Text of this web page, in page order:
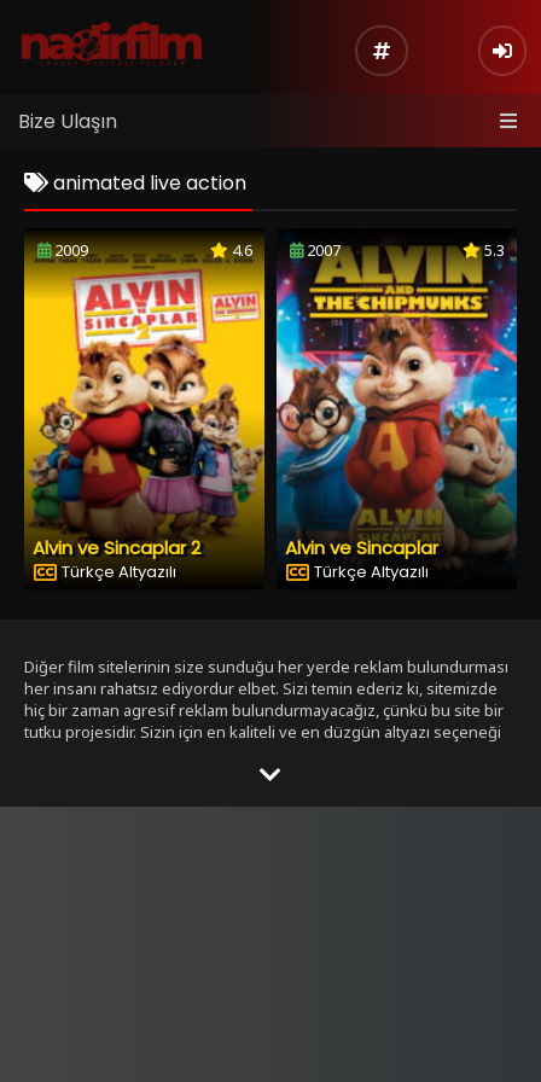
Bize Ulaşın
animated live action
2009 4.6
Alvin ve Sincaplar 2
Türkçe Altyazılı
2007 5.3
Alvin ve Sincaplar
Türkçe Altyazılı
Diğer film sitelerinin size sunduğu her yerde reklam bulundurması
her insanı rahatsız ediyordur elbet. Sizi temin ederiz ki, sitemizde
hiç bir zaman agresif reklam bulundurmayacağız, çünkü bu site bir
tutku projesidir. Sizin için en kaliteli ve en düzgün altyazı seçeneği